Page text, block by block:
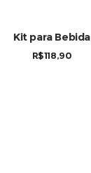
Kit para Bebida
R$118,90